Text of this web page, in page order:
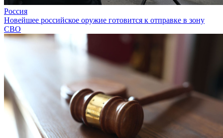
Россия
Новейшее российское оружие готовится к отправке в зону
СВО